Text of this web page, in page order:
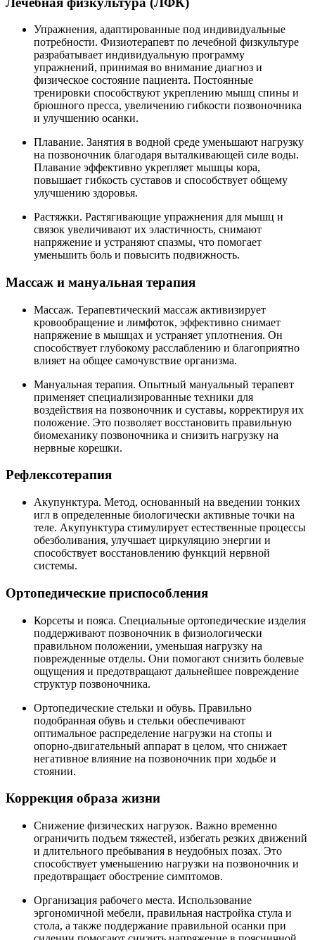
Упражнения, адаптированные под индивидуальные
потребности. Физиотерапевт по лечебной физкультуре
разрабатывает индивидуальную программу
упражнений, принимая во внимание диагноз и
физическое состояние пациента. Постоянные
тренировки способствуют укреплению мышц спины и
брюшного пресса, увеличению гибкости позвоночника
и улучшению осанки.
Плавание. Занятия в водной среде уменьшают нагрузку
на позвоночник благодаря выталкивающей силе воды.
Плавание эффективно укрепляет мышцы кора,
повышает гибкость суставов и способствует общему
улучшению здоровья.
Растяжки. Растягивающие упражнения для мышц и
связок увеличивают их эластичность, снимают
напряжение и устраняют спазмы, что помогает
уменьшить боль и повысить подвижность.
Массаж и мануальная терапия
Массаж. Терапевтический массаж активизирует
кровообращение и лимфоток, эффективно снимает
напряжение в мышцах и устраняет уплотнения. Он
способствует глубокому расслаблению и благоприятно
влияет на общее самочувствие организма.
Мануальная терапия. Опытный мануальный терапевт
применяет специализированные техники для
воздействия на позвоночник и суставы, корректируя их
положение. Это позволяет восстановить правильную
биомеханику позвоночника и снизить нагрузку на
нервные корешки.
Рефлексотерапия
Акупунктура. Метод, основанный на введении тонких
игл в определенные биологически активные точки на
теле. Акупунктура стимулирует естественные процессы
обезболивания, улучшает циркуляцию энергии и
способствует восстановлению функций нервной
системы.
Ортопедические приспособления
Корсеты и пояса. Специальные ортопедические изделия
поддерживают позвоночник в физиологически
правильном положении, уменьшая нагрузку на
поврежденные отделы. Они помогают снизить болевые
ощущения и предотвращают дальнейшее повреждение
структур позвоночника.
Ортопедические стельки и обувь. Правильно
подобранная обувь и стельки обеспечивают
оптимальное распределение нагрузки на стопы и
опорно-двигательный аппарат в целом, что снижает
негативное влияние на позвоночник при ходьбе и
стоянии.
Коррекция образа жизни
Снижение физических нагрузок. Важно временно
ограничить подъем тяжестей, избегать резких движений
и длительного пребывания в неудобных позах. Это
способствует уменьшению нагрузки на позвоночник и
предотвращает обострение симптомов.
Организация рабочего места. Использование
эргономичной мебели, правильная настройка стула и
стола, а также поддержание правильной осанки при